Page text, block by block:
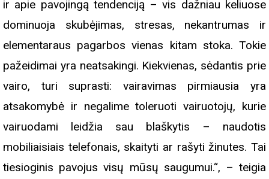
ir apie pavojingą tendenciją – vis dažniau keliuose
dominuoja skubėjimas, stresas, nekantrumas ir
elementaraus pagarbos vienas kitam stoka. Tokie
pažeidimai yra neatsakingi. Kiekvienas, sėdantis prie
vairo, turi suprasti: vairavimas pirmiausia yra
atsakomybė ir negalime toleruoti vairuotojų, kurie
vairuodami leidžia sau blaškytis – naudotis
mobiliaisiais telefonais, skaityti ar rašyti žinutes. Tai
tiesioginis pavojus visų mūsų saugumui.“, – teigia